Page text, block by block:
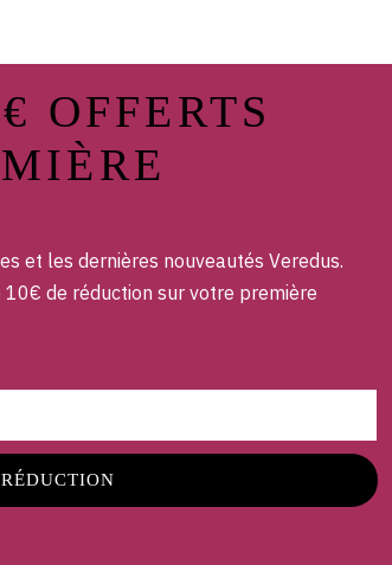
OFFERTS
et les dernières nouveautés Veredus.
de réduction sur votre première